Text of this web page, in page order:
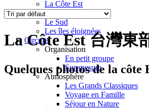
La Côte Est
La Côte Ouest
Le Sud
Les îles éloignées
Circuits
Organisation
En petit groupe
Sur-mesure
Atmosphère
Les Grands Classiques
Voyage en Famille
Séjour en Nature
La Côte Est 台灣東
Quelques photos de la côte